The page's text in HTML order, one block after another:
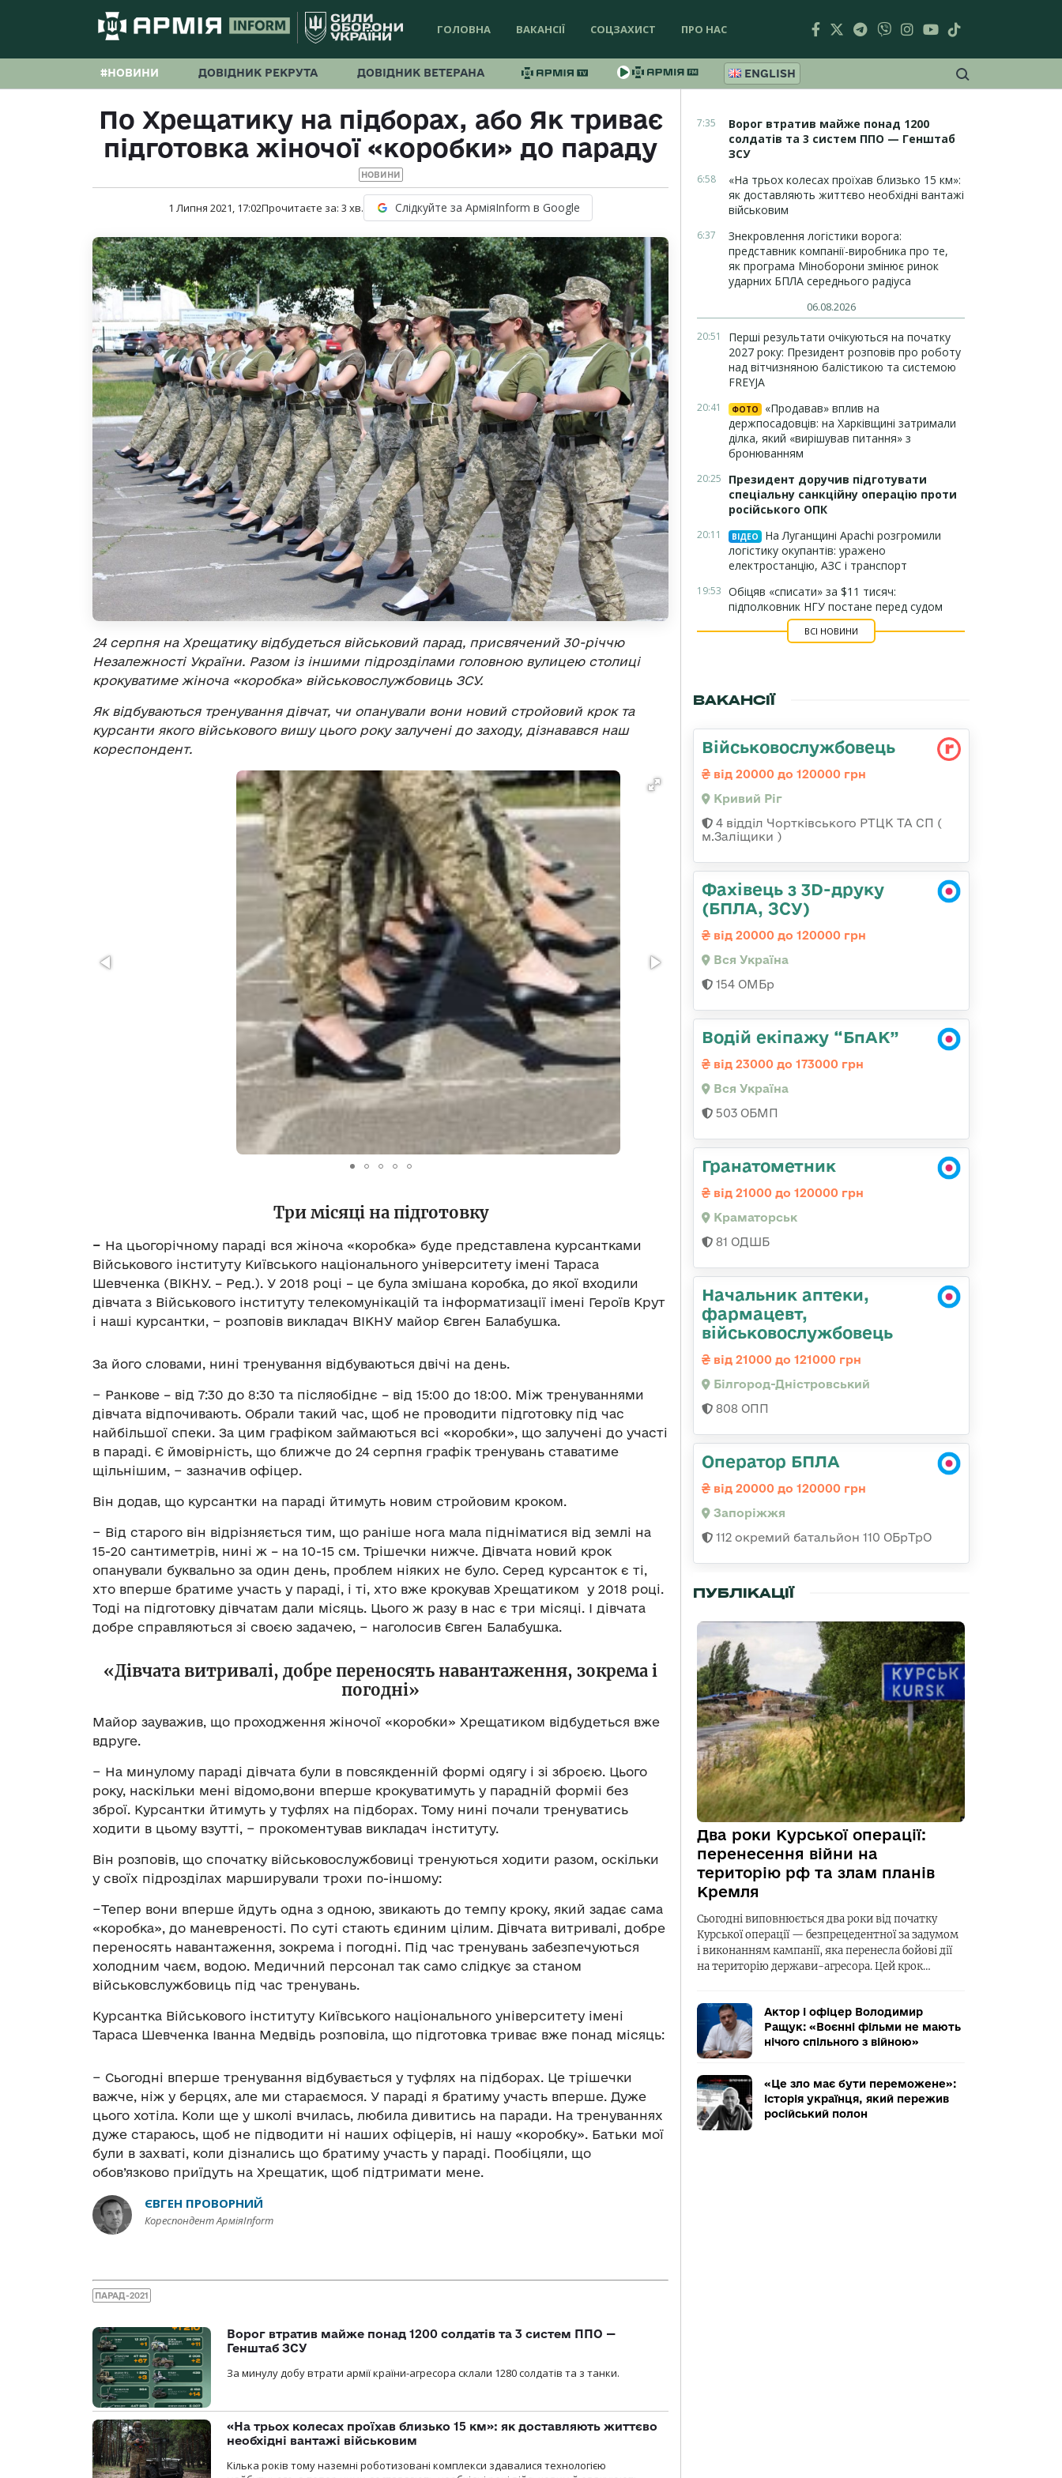
ГОЛОВНА ВАКАНСІЇ СОЦЗАХИСТ ПРО НАС
#НОВИНИ ДОВІДНИК РЕКРУТА ДОВІДНИК ВЕТЕРАНА ENGLISH
По Хрещатику на підборах, або Як триває
підготовка жіночої «коробки» до параду
НОВИНИ
1 Липня 2021, 17:02Прочитаєте за: 3 хв. Слідкуйте за АрміяInform в Google
24 серпня на Хрещатику відбудеться військовий парад, присвячений 30-річчю
Незалежності України. Разом із іншими підрозділами головною вулицею столиці
крокуватиме жіноча «коробка» військовослужбовиць ЗСУ.
Як відбуваються тренування дівчат, чи опанували вони новий стройовий крок та
курсанти якого військового вишу цього року залучені до заходу, дізнавався наш
кореспондент.
Три місяці на підготовку
− На цьогорічному параді вся жіноча «коробка» буде представлена курсантками
Військового інституту Київського національного університету імені Тараса
Шевченка (ВІКНУ. – Ред.). У 2018 році – це була змішана коробка, до якої входили
дівчата з Військового інституту телекомунікацій та інформатизації імені Героїв Крут
і наші курсантки, − розповів викладач ВІКНУ майор Євген Балабушка.
За його словами, нині тренування відбуваються двічі на день.
− Ранкове – від 7:30 до 8:30 та післяобіднє – від 15:00 до 18:00. Між тренуваннями
дівчата відпочивають. Обрали такий час, щоб не проводити підготовку під час
найбільшої спеки. За цим графіком займаються всі «коробки», що залучені до участі
в параді. Є ймовірність, що ближче до 24 серпня графік тренувань ставатиме
щільнішим, − зазначив офіцер.
Він додав, що курсантки на параді йтимуть новим стройовим кроком.
− Від старого він відрізняється тим, що раніше нога мала підніматися від землі на
15-20 сантиметрів, нині ж – на 10-15 см. Трішечки нижче. Дівчата новий крок
опанували буквально за один день, проблем ніяких не було. Серед курсанток є ті,
хто вперше братиме участь у параді, і ті, хто вже крокував Хрещатиком у 2018 році.
Тоді на підготовку дівчатам дали місяць. Цього ж разу в нас є три місяці. І дівчата
добре справляються зі своєю задачею, − наголосив Євген Балабушка.
«Дівчата витривалі, добре переносять навантаження, зокрема і
погодні»
Майор зауважив, що проходження жіночої «коробки» Хрещатиком відбудеться вже
вдруге.
− На минулому параді дівчата були в повсякденній формі одягу і зі зброєю. Цього
року, наскільки мені відомо,вони вперше крокуватимуть у парадній форміі без
зброї. Курсантки йтимуть у туфлях на підборах. Тому нині почали тренуватись
ходити в цьому взутті, − прокоментував викладач інституту.
Він розповів, що спочатку військовослужбовиці тренуються ходити разом, оскільки
у своїх підрозділах марширували трохи по-іншому:
−Тепер вони вперше йдуть одна з одною, звикають до темпу кроку, який задає сама
«коробка», до маневреності. По суті стають єдиним цілим. Дівчата витривалі, добре
переносять навантаження, зокрема і погодні. Під час тренувань забезпечуються
холодним чаєм, водою. Медичний персонал так само слідкує за станом
військовслужбовиць під час тренувань.
Курсантка Військового інституту Київського національного університету імені
Тараса Шевченка Іванна Медвідь розповіла, що підготовка триває вже понад місяць:
− Сьогодні вперше тренування відбувається у туфлях на підборах. Це трішечки
важче, ніж у берцях, але ми стараємося. У параді я братиму участь вперше. Дуже
цього хотіла. Коли ще у школі вчилась, любила дивитись на паради. На тренуваннях
дуже стараюсь, щоб не підводити ні наших офіцерів, ні нашу «коробку». Батьки мої
були в захваті, коли дізнались що братиму участь у параді. Пообіцяли, що
обов’язково приїдуть на Хрещатик, щоб підтримати мене.
ЄВГЕН ПРОВОРНИЙ
Кореспондент АрміяInform
ПАРАД-2021
Ворог втратив майже понад 1200 солдатів та 3 систем ППО —
Генштаб ЗСУ
За минулу добу втрати армії країни-агресора склали 1280 солдатів та з танки.
«На трьох колесах проїхав близько 15 км»: як доставляють життєво
необхідні вантажі військовим
Кілька років тому наземні роботизовані комплекси здавалися технологією
7:35
Ворог втратив майже понад 1200
солдатів та 3 систем ППО — Генштаб
ЗСУ
6:58
«На трьох колесах проїхав близько 15 км»:
як доставляють життєво необхідні вантажі
військовим
6:37
Знекровлення логістики ворога:
представник компанії-виробника про те,
як програма Міноборони змінює ринок
ударних БПЛА середнього радіуса
06.08.2026
20:51
Перші результати очікуються на початку
2027 року: Президент розповів про роботу
над вітчизняною балістикою та системою
FREYJA
20:41 ФОТО
«Продавав» вплив на
держпосадовців: на Харківщині затримали
ділка, який «вирішував питання» з
бронюванням
20:25
Президент доручив підготувати
спеціальну санкційну операцію проти
російського ОПК
20:11 ВІДЕО
На Луганщині Apachi розгромили
логістику окупантів: уражено
електростанцію, АЗС і транспорт
19:53 Обіцяв «списати» за $11 тисяч:
підполковник НГУ постане перед судом
ВСІ НОВИНИ
ВАКАНСІЇ
Військовослужбовець
від 20000 до 120000 грн
Кривий Ріг
4 відділ Чортківського РТЦК ТА СП (
м.Заліщики )
Фахівець з 3D-друку
(БПЛА, ЗСУ)
від 20000 до 120000 грн
Вся Україна
154 ОМБр
Водій екіпажу “БпАК”
від 23000 до 173000 грн
Вся Україна
503 ОБМП
Гранатометник
від 21000 до 120000 грн
Краматорськ
81 ОДШБ
Начальник аптеки,
фармацевт,
військовослужбовець
від 21000 до 121000 грн
Білгород-Дністровський
808 ОПП
Оператор БПЛА
від 20000 до 120000 грн
Запоріжжя
112 окремий батальйон 110 ОБрТрО
ПУБЛІКАЦІЇ
Два роки Курської операції:
перенесення війни на
територію рф та злам планів
Кремля
Сьогодні виповнюється два роки від початку
Курської операції — безпрецедентної за задумом
і виконанням кампанії, яка перенесла бойові дії
на територію держави-агресора. Цей крок…
Актор і офіцер Володимир
Ращук: «Воєнні фільми не мають
нічого спільного з війною»
«Це зло має бути переможене»:
історія українця, який пережив
російський полон